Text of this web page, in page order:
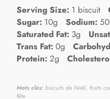
Serving Size: 1 biscuit
Sugar: 10g Sodium:
Saturated Fat: 3g
Trans Fat: 0g
Protein: 2g
Mots clés: biscuits de Noël, fruits
fête